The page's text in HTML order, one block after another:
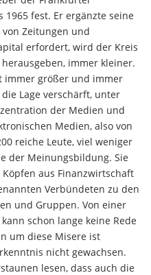
fest. Er ergänzte seine
von Zeitungen und
erfordert, wird der Kreis
immer kleiner.
immer größer und immer
Lage verschärft, unter
der Medien und
Medien, also von
reiche Leute, viel weniger
der Meinungsbildung. Sie
aus Finanzwirtschaft
Verbündeten zu den
und Gruppen. Von einer
schon lange keine Rede
um diese Misere ist
nicht gewachsen.
lesen, dass auch die